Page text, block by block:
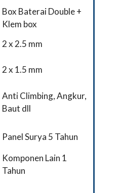
Box Baterai Double +
Klem box
2 x 2.5 mm
2 x 1.5 mm
Anti Climbing, Angkur,
Baut dll
Panel Surya 5 Tahun
Komponen Lain 1
Tahun